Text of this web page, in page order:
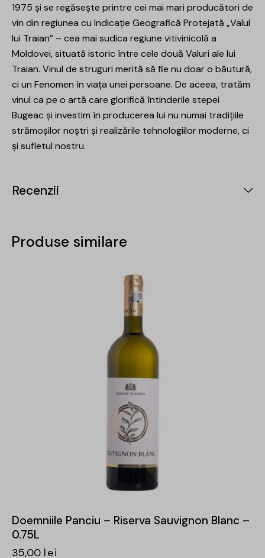
1975 și se regăsește printre cei mai mari producători de
vin din regiunea cu Indicație Geografică Protejată „Valul
lui Traian” – cea mai sudica regiune vitivinicolă a
Moldovei, situată istoric între cele două Valuri ale lui
Traian. Vinul de struguri merită să fie nu doar o băutură,
ci un Fenomen în viața unei persoane. De aceea, tratăm
vinul ca pe o artă care glorifică întinderile stepei
Bugeac și investim în producerea lui nu numai tradițiile
strămoșilor noștri și realizările tehnologiilor moderne, ci
și sufletul nostru.
Recenzii
Produse similare
Doemniile Panciu – Riserva Sauvignon Blanc –
0.75L
35,00 lei